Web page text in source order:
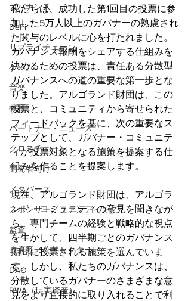
ガバナンス
DeFi
サプライチェーン
ゲーム
音楽
教育
パートナー・ニュース
クロスチェーン
開発者向け
メタバース
スポンサー／ファンディング
監査
政府系／公共セクター
DAO
RWA（現実資産）
私たちは、成功した第1回目の投票に参
加した5万人以上のガバナーの熟慮され
た関与のレベルに心を打たれました。
ガバナンス報酬をシェアする仕組みを
決めるための投票は、責任ある分散型
ガバナンスへの道の重要な第一歩とな
りました。アルゴランド財団は、この
投票と、コミュニティから寄せられた
フィードバックを基に、次の重要なス
テップとして、ガバナー・コミュニテ
ィが投票対象となる施策を提案する仕
組みを作ることを提案します。
現在、アルゴランド財団は、アルゴラ
ンド・コミュニティの意見を聞きなが
ら、専門チームの経験と戦略的な視点
を生かして、四半期ごとのガバナンス
期間に投票される施策を選んでいま
す。しかし、私たちのガバナンスは、
分散しているガバナーのさまざまな意
見をより直接的に取り入れることで利